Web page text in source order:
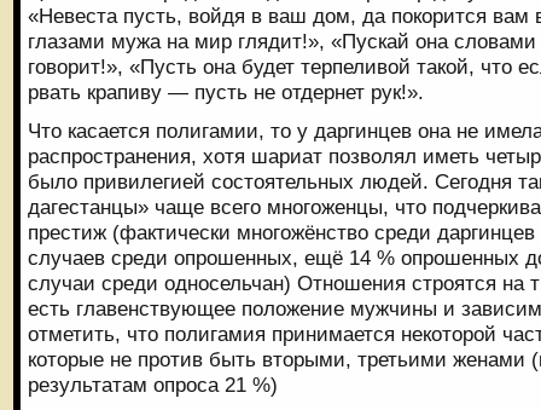
«Невеста пусть, войдя в ваш дом, да покорится вам
глазами мужа на мир глядит!», «Пускай она
говорит!», «Пусть она будет терпеливой такой, что
рвать крапиву — пусть не отдернет рук!».
Что касается полигамии, то у даргинцев она не
распространения, хотя шариат позволял иметь
было привилегией состоятельных людей. Сегодня
дагестанцы» чаще всего многоженцы, что
престиж (фактически многожёнство среди
случаев среди опрошенных, ещё 14 % опрошенных
случаи среди односельчан) Отношения строятся на
есть главенствующее положение мужчины и
отметить, что полигамия принимается некоторой
которые не против быть вторыми, третьими женами
результатам опроса 21 %)